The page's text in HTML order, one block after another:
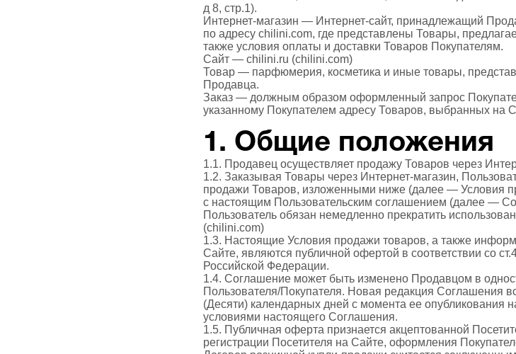
д 8, стр.1).
Интернет-магазин — Интернет-сайт, принадлежащий
по адресу chilini.com, где представлены Товары,
также условия оплаты и доставки Товаров Покупателям.
Сайт — chilini.ru (chilini.com)
Товар — парфюмерия, косметика и иные товары,
Продавца.
Заказ — должным образом оформленный запрос
указанному Покупателем адресу Товаров, выбранных на
1. Общие положения
1.1. Продавец осуществляет продажу Товаров через
1.2. Заказывая Товары через Интернет-магазин,
продажи Товаров, изложенными ниже (далее — Условия
с настоящим Пользовательским соглашением (далее —
Пользователь обязан немедленно прекратить
(chilini.com)
1.3. Настоящие Условия продажи товаров, а также
Сайте, являются публичной офертой в соответствии со
Российской Федерации.
1.4. Соглашение может быть изменено Продавцом в
Пользователя/Покупателя. Новая редакция Соглашения
(Десяти) календарных дней с момента ее опубликования
условиями настоящего Соглашения.
1.5. Публичная оферта признается акцептованной
регистрации Посетителя на Сайте, оформления